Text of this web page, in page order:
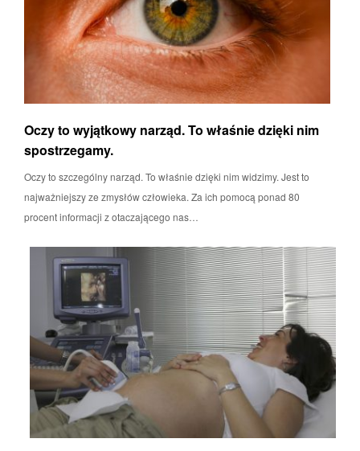
Oczy to wyjątkowy narząd. To właśnie dzięki nim
spostrzegamy.
Oczy to szczególny narząd. To właśnie dzięki nim widzimy. Jest to
najważniejszy ze zmysłów człowieka. Za ich pomocą ponad 80
procent informacji z otaczającego nas…